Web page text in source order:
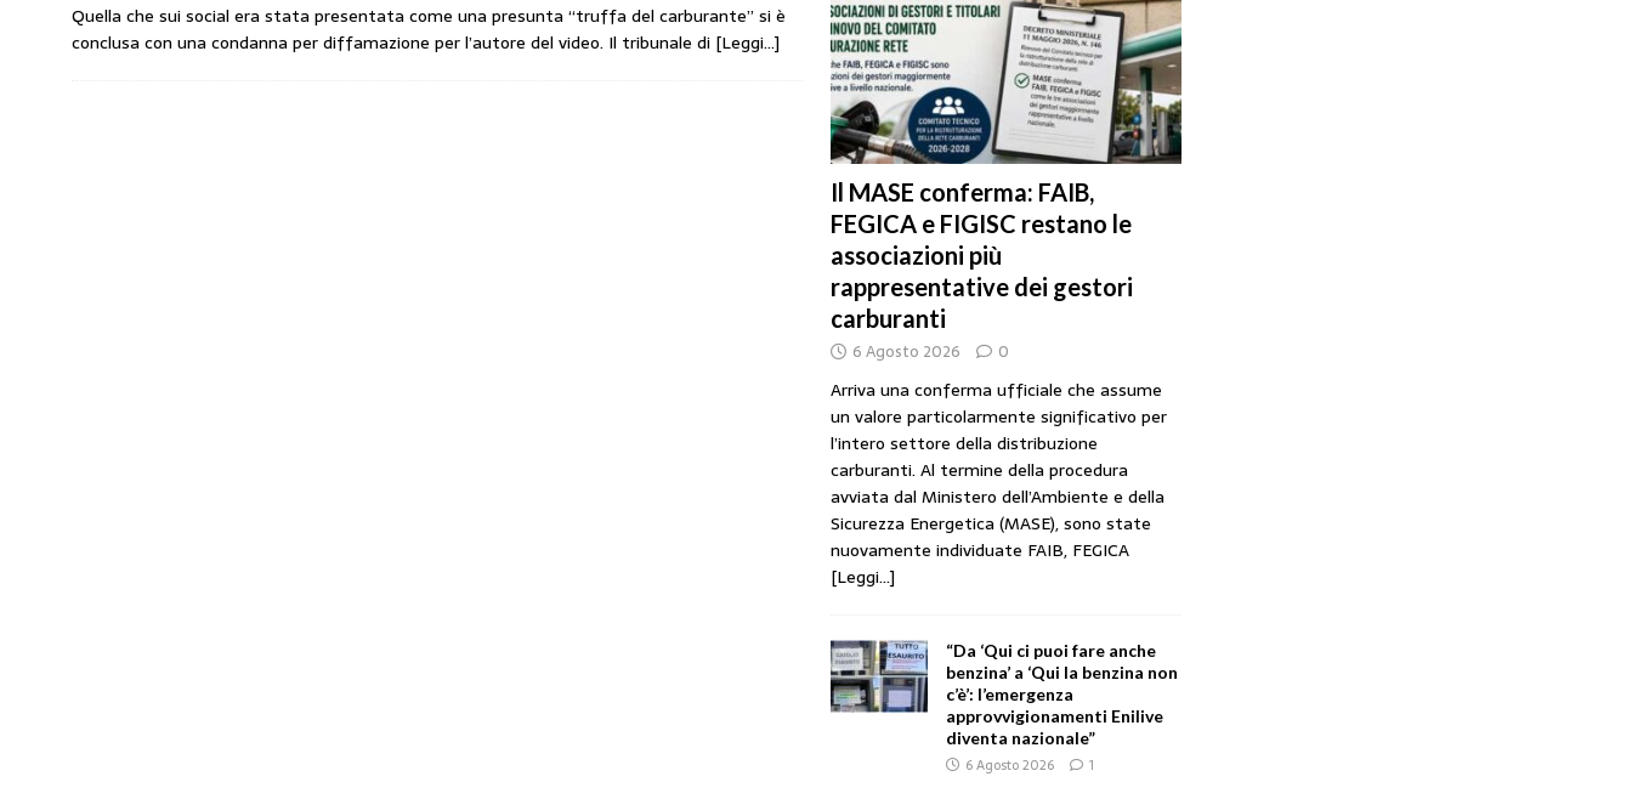
amministrato»
MERCATO PREZZI CARBURANTI
IP rinnova l’accordo con i gestori: intesa triennale firmata con Faib, Fegica e Figisc
COMUNICATI
Carburanti, i sindacati al Mimit: “I gestori non decidono i prezzi. Basta scaricare su di loro le
Taglio delle accise, il prezzo è libero: i controlli non diventino una presunzione di colpevolezza
CARBURANTI. CONTROLLI SUI PRODOTTI ADULTERATI: ALTRA SITUAZIONE GRAVE MA NON SERIA
Quella che sui social era stata presentata come una presunta “truffa del carburante” si è
conclusa con una condanna per diffamazione per l’autore del video. Il tribunale di [Leggi…]
Il MASE conferma: FAIB,
FEGICA e FIGISC restano le
associazioni più
rappresentative dei gestori
carburanti
6 Agosto 2026 0
Arriva una conferma ufficiale che assume
un valore particolarmente significativo per
l’intero settore della distribuzione
carburanti. Al termine della procedura
avviata dal Ministero dell’Ambiente e della
Sicurezza Energetica (MASE), sono state
nuovamente individuate FAIB, FEGICA
[Leggi...]
“Da ‘Qui ci puoi fare anche
benzina’ a ‘Qui la benzina non
c’è’: l’emergenza
approvvigionamenti Enilive
diventa nazionale”
6 Agosto 2026 1